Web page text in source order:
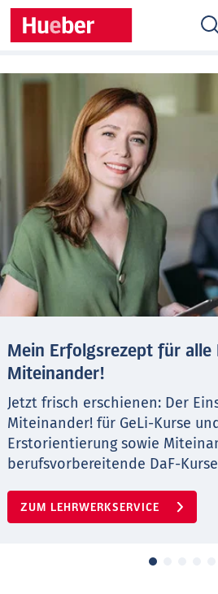
Mein Erfolgsrezept für alle
Miteinander!
Jetzt frisch erschienen: Der
Miteinander! für GeLi-Kurse
Erstorientierung sowie
berufsvorbereitende DaF-Kurse
ZUM LEHRWERKSERVICE